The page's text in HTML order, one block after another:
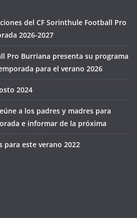
del CF Sorinthule Football Pro
2026-2027
Pro Burriana presenta su programa
para el verano 2026
2024
a los padres y madres para
e informar de la próxima
para este verano 2022